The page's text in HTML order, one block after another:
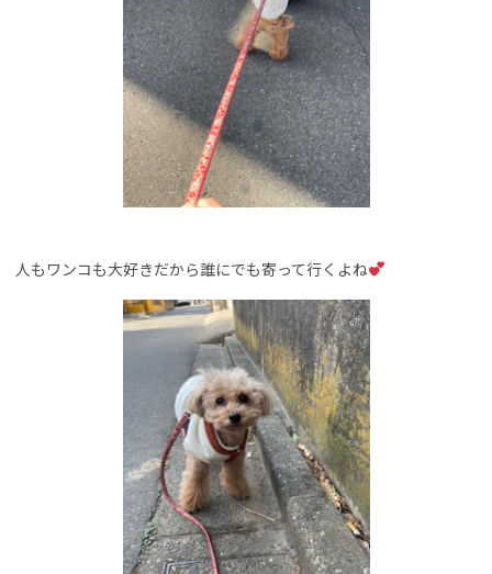
人もワンコも大好きだから誰にでも寄って行くよね